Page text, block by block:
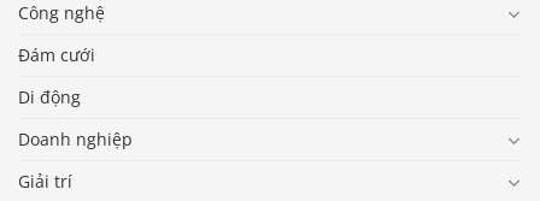
Công nghệ
Đám cưới
Di động
Doanh nghiệp
Giải trí